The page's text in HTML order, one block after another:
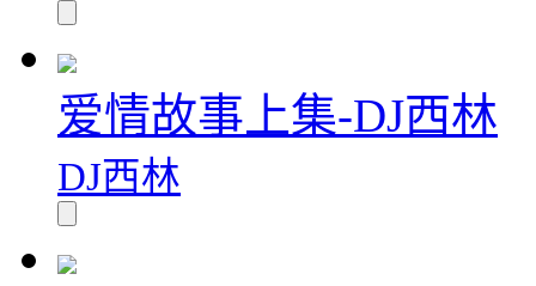
爱情故事上集-DJ西林
DJ西林